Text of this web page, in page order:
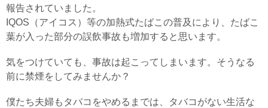
報告されていました。
IQOS（アイコス）等の加熱式たばこの普及により、たばこ
葉が入った部分の誤飲事故も増加すると思います。
気をつけていても、事故は起こってしまいます。そうなる
前に禁煙をしてみませんか？
僕たち夫婦もタバコをやめるまでは、タバコがない生活な